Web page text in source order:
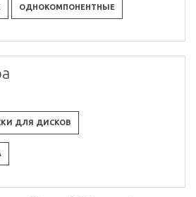
ОДНОКОМПОНЕНТНЫЕ
ДЛЯ ДИСКОВ